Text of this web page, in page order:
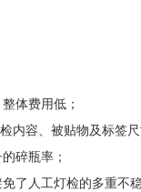
体费用低；
内容、被贴物及标签尺
碎瓶率；
了人工灯检的多重不